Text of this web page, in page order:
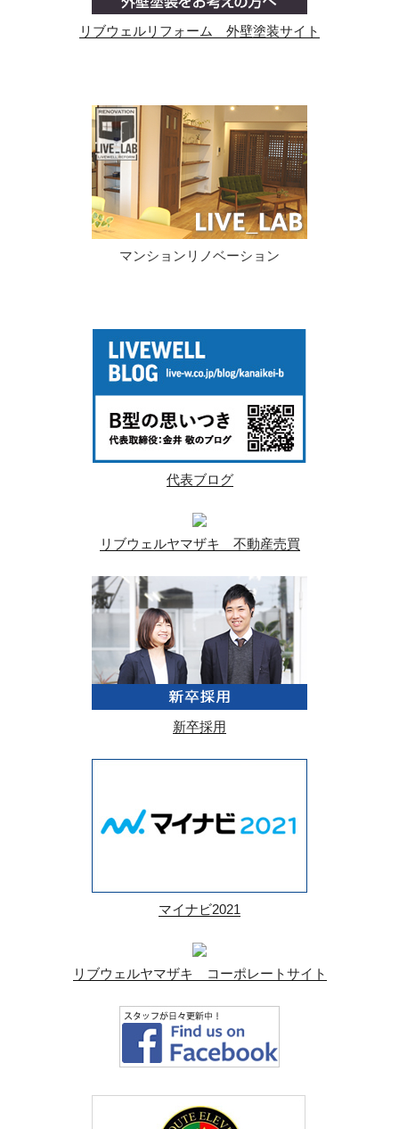
リブウェルリフォーム 外壁塗装サイト
マンションリノベーション
代表ブログ
リブウェルヤマザキ 不動産売買
新卒採用
マイナビ2021
リブウェルヤマザキ コーポレートサイト